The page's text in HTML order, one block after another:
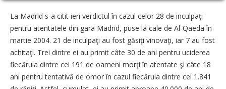
La Madrid s-a citit ieri verdictul în cazul celor 28 de inculpaţi
pentru atentatele din gara Madrid, puse la cale de Al-Qaeda în
martie 2004. 21 de inculpaţi au fost găsiţi vinovaţi, iar 7 au fost
achitaţi. Trei dintre ei au primit câte 30 de ani pentru uciderea
fiecăruia dintre cei 191 de oameni morţi în atentate şi câte 18
ani pentru tentativă de omor în cazul fiecăruia dintre cei 1.841